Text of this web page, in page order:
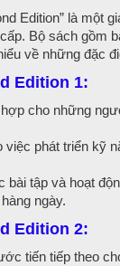
Edition” là
Bộ sách gồm
về những đặc
Edition 1:
cho những
việc phát triển kỹ
bài tập và hoạt
ngày.
Edition 2:
tiến tiếp theo